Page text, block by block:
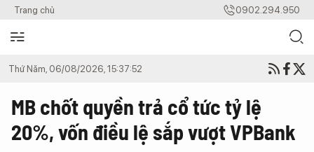
Trang chủ 0902.294.950
Thứ Năm, 06/08/2026, 15:37:52
MB chốt quyền trả cổ tức tỷ lệ
20%, vốn điều lệ sắp vượt VPBank